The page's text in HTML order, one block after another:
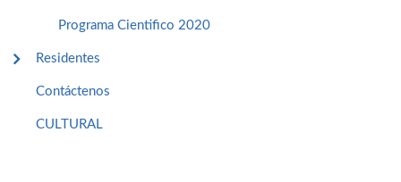
Programa Cientifico 2020
Residentes
Contáctenos
CULTURAL